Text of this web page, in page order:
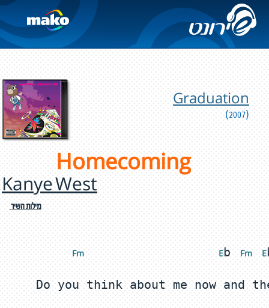
Graduation
(2007)
Homecoming
Kanye West
מילות השיר
Fm Eb Fm E